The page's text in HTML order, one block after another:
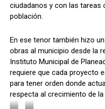
s
m
e
c
s
o
e
.
c
m
/
ciudadanos y con las tareas
población.
En ese tenor también hizo
obras al municipio desde la
Instituto Municipal de
requiere que cada proyecto
para tener orden donde
respecta al crecimiento de la